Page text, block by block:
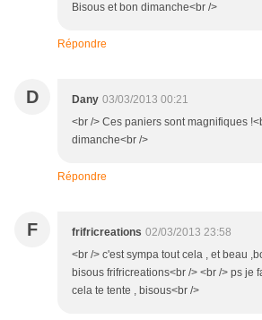
Bisous et bon dimanche<br />
Répondre
D Dany 03/03/2013 00:21
<br /> Ces paniers sont magnifiques
dimanche<br />
Répondre
F frifricreations 02/03/2013 23:58
<br /> c'est sympa tout cela , et beau
bisous frifricreations<br /> <br /> ps je
cela te tente , bisous<br />